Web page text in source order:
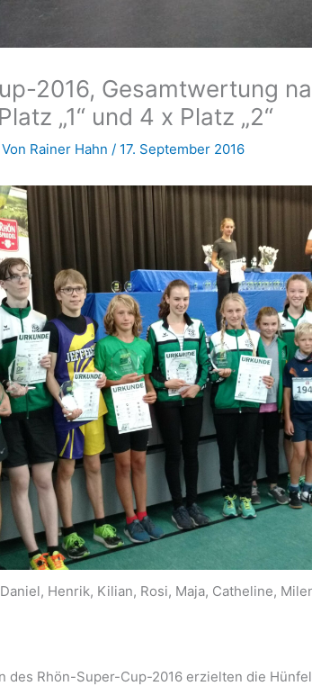
2016, Gesamtwertung
„1“ und 4 x Platz „2“
Rainer Hahn / 17. September 2016
Henrik, Kilian, Rosi, Maja, Catheline,
des Rhön-Super-Cup-2016 erzielten die